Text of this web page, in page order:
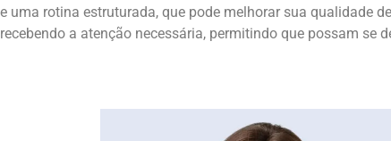
e uma rotina estruturada, que pode melhorar sua qualidade
recebendo a atenção necessária, permitindo que possam se